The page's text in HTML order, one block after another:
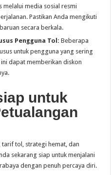
media sosial resmi
Pastikan Anda mengikuti
secara berkala.
Pengguna Tol: Beberapa
untuk pengguna yang sering
dapat memberikan diskon
untuk
tol, strategi hemat, dan
sekarang siap untuk menjalani
dengan penuh percaya diri.